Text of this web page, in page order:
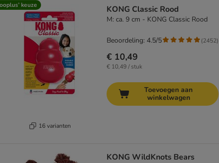
keuze
16 varianten
KONG Classic Rood
M: ca. 9 cm - KONG Classic Rood
€ 10,49
€ 10,49 / stuk
Beoordeling: 4.5/5 (2452)
Toevoegen aan
winkelwagen
KONG WildKnots Bears